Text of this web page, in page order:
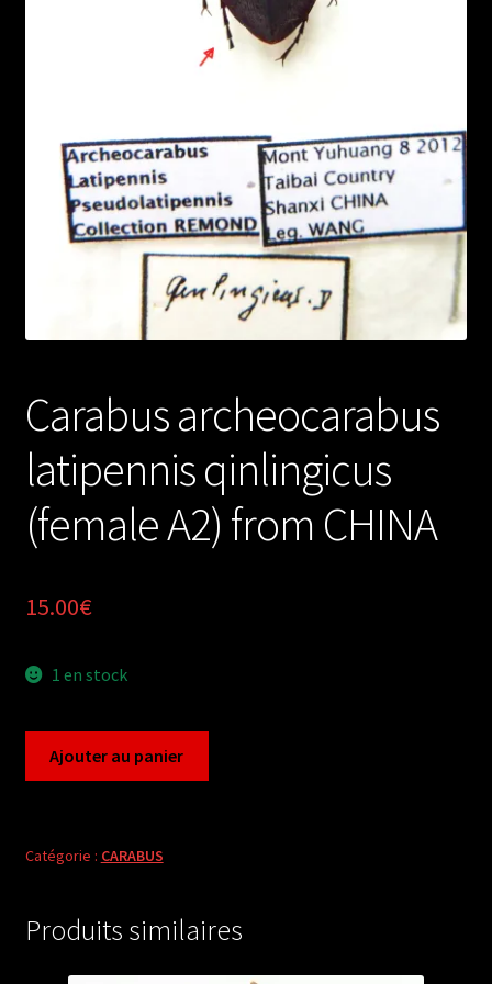
Carabus archeocarabus
latipennis qinlingicus
(female A2) from CHINA
15.00€
1 en stock
latipennis
A2)
Ajouter au panier
Catégorie : CARABUS
Produits similaires